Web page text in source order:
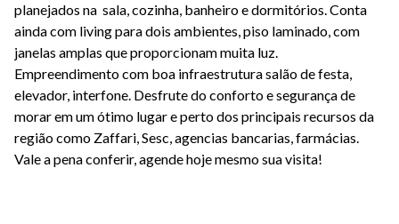
planejados na sala, cozinha, banheiro e dormitórios. Conta
ainda com living para dois ambientes, piso laminado, com
janelas amplas que proporcionam muita luz.
Empreendimento com boa infraestrutura salão de festa,
elevador, interfone. Desfrute do conforto e segurança de
morar em um ótimo lugar e perto dos principais recursos da
região como Zaffari, Sesc, agencias bancarias, farmácias.
Vale a pena conferir, agende hoje mesmo sua visita!